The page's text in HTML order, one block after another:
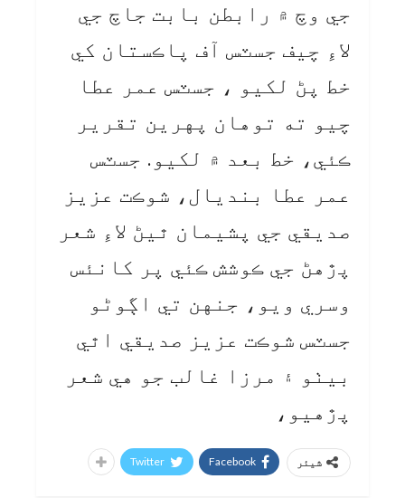
جي وچ ۾ رابطن بابت جاچ جي
لاءِ چيف جسٽس آف پاڪستان کي
خط پڻ لکيو ، جسٽس عمر عطا
چيو ته توهان پهرين تقرير
ڪئي، خط بعد ۾ لکيو. جسٽس
عمر عطا بنديال، شوڪت عزيز
صديقي جي پشيمان ٿيڻ لاءِ شعر
پڙهڻ جي ڪوشش ڪئي پر کانئس
وسري ويو، جنهن تي اڳوڻو
جسٽس شوڪت عزيز صديقي اٿي
بيٺو ۽ مرزا غالب جو هي شعر
پڙهيو،
شیئر Facebook
Twitter